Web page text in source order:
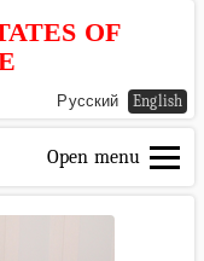
OF
Русский English
Open menu